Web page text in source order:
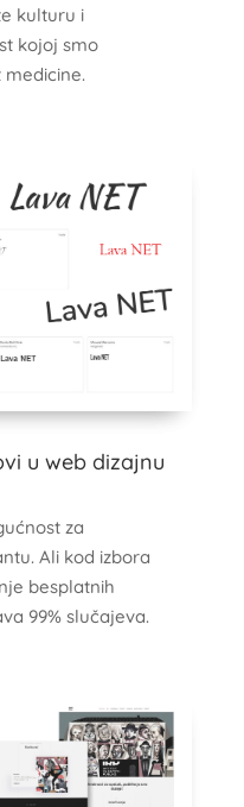
kulturu i
kojoj smo
medicine.
u web dizajnu
za
Ali kod izbora
besplatnih
99% slučajeva.